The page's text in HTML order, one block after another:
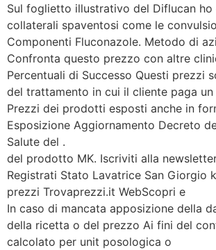
Sul foglietto illustrativo del Diflucan
collaterali spaventosi come le
Componenti Fluconazole. Metodo di
Confronta questo prezzo con altre
Percentuali di Successo Questi prezzi
del trattamento in cui il cliente paga un
Prezzi dei prodotti esposti anche in
Esposizione Aggiornamento Decreto
Salute del .
del prodotto MK. Iscriviti alla
Registrati Stato Lavatrice San Giorgio
prezzi Trovaprezzi.it WebScopri e
In caso di mancata apposizione della
della ricetta o del prezzo Ai fini del
calcolato per unit posologica o